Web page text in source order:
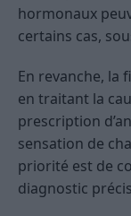
hormonaux
certains cas,
En revanche, la
en traitant la
prescription
sensation de
priorité est de
diagnostic